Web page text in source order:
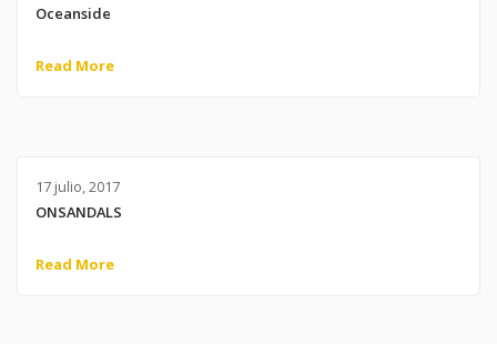
Oceanside
Read More
17 julio, 2017
ONSANDALS
Read More